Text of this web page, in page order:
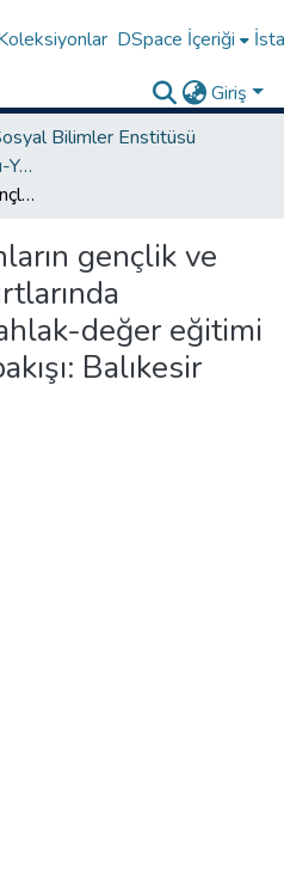
DSpace İçeriği
Giriş
Bilimler Enstitüsü
Sosyal Bilimler Enstitüsü-Yüksek Lisans Tezleri
Manevi danışmanların gençlik ve spor bakanlığı yurtlarında yürüttükleri din-ahlak-değer eğitimi uygulamalarına bakışı: Balıkesir örneği
gençlik ve
değer eğitimi
Balıkesir